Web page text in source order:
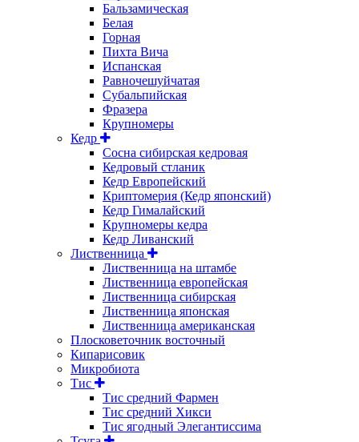
Бальзамическая
Белая
Горная
Пихта Вича
Испанская
Равночешуйчатая
Субальпийская
Фразера
Крупномеры
Кедр
Сосна сибирская кедровая
Кедровый стланик
Кедр Европейский
Криптомерия (Кедр японский)
Кедр Гималайский
Крупномеры кедра
Кедр Ливанский
Лиственница
Лиственница на штамбе
Лиственница европейская
Лиственница сибирская
Лиственница японская
Лиственница американская
Плосковеточник восточный
Кипарисовик
Микробиота
Тис
Тис средний Фармен
Тис средний Хикси
Тис ягодный Элегантиссима